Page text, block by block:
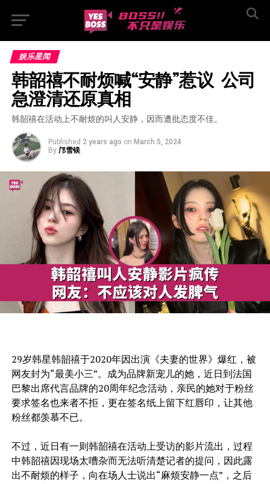
娱乐星闻
韩韶禧不耐烦喊“安静”惹议  公司
急澄清还原真相
韩韶禧在活动上不耐烦的叫人安静，因而遭批态度不佳。
Published 2 years ago on March 5, 2024
By 邝雪镁
29岁韩星韩韶禧于2020年因出演《夫妻的世界》爆红，被
网友封为“最美小三”。成为品牌新宠儿的她，近日到法国
巴黎出席代言品牌的20周年纪念活动，亲民的她对于粉丝
要求签名也来者不拒，更在签名纸上留下红唇印，让其他
粉丝都羡慕不已。
不过，近日有一则韩韶禧在活动上受访的影片流出，过程
中韩韶禧因现场太嘈杂而无法听清楚记者的提问，因此露
出不耐烦的样子，向在场人士说出“麻烦安静一点”，之后